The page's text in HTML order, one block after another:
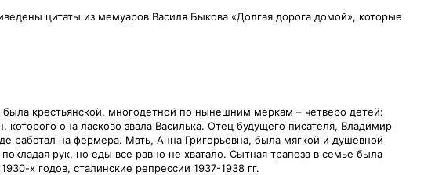
цитаты из мемуаров Василя Быкова «Долгая дорога домой», которые
крестьянской, многодетной по нынешним меркам – четверо детей:
она ласково звала Василька. Отец будущего писателя, Владимир
работал на фермера. Мать, Анна Григорьевна, была мягкой и душевной
рук, но еды все равно не хватало. Сытная трапеза в семье была
х годов, сталинские репрессии 1937-1938 гг.